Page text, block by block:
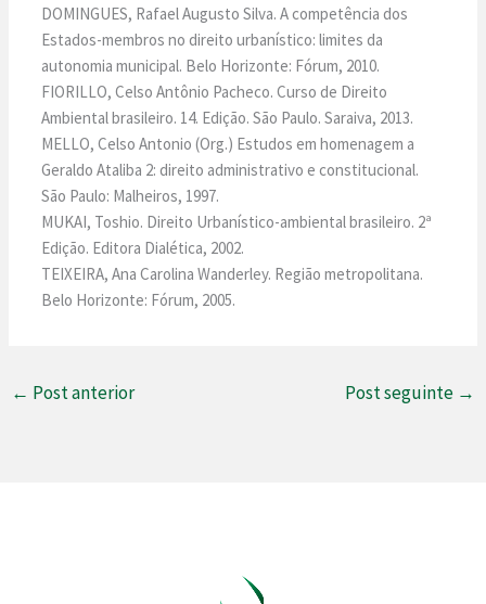
DOMINGUES, Rafael Augusto Silva. A competência dos
Estados-membros no direito urbanístico: limites da
autonomia municipal. Belo Horizonte: Fórum, 2010.
FIORILLO, Celso Antônio Pacheco. Curso de Direito
Ambiental brasileiro. 14. Edição. São Paulo. Saraiva, 2013.
MELLO, Celso Antonio (Org.) Estudos em homenagem a
Geraldo Ataliba 2: direito administrativo e constitucional.
São Paulo: Malheiros, 1997.
MUKAI, Toshio. Direito Urbanístico-ambiental brasileiro. 2ª
Edição. Editora Dialética, 2002.
TEIXEIRA, Ana Carolina Wanderley. Região metropolitana.
Belo Horizonte: Fórum, 2005.
← Post anterior Post seguinte →